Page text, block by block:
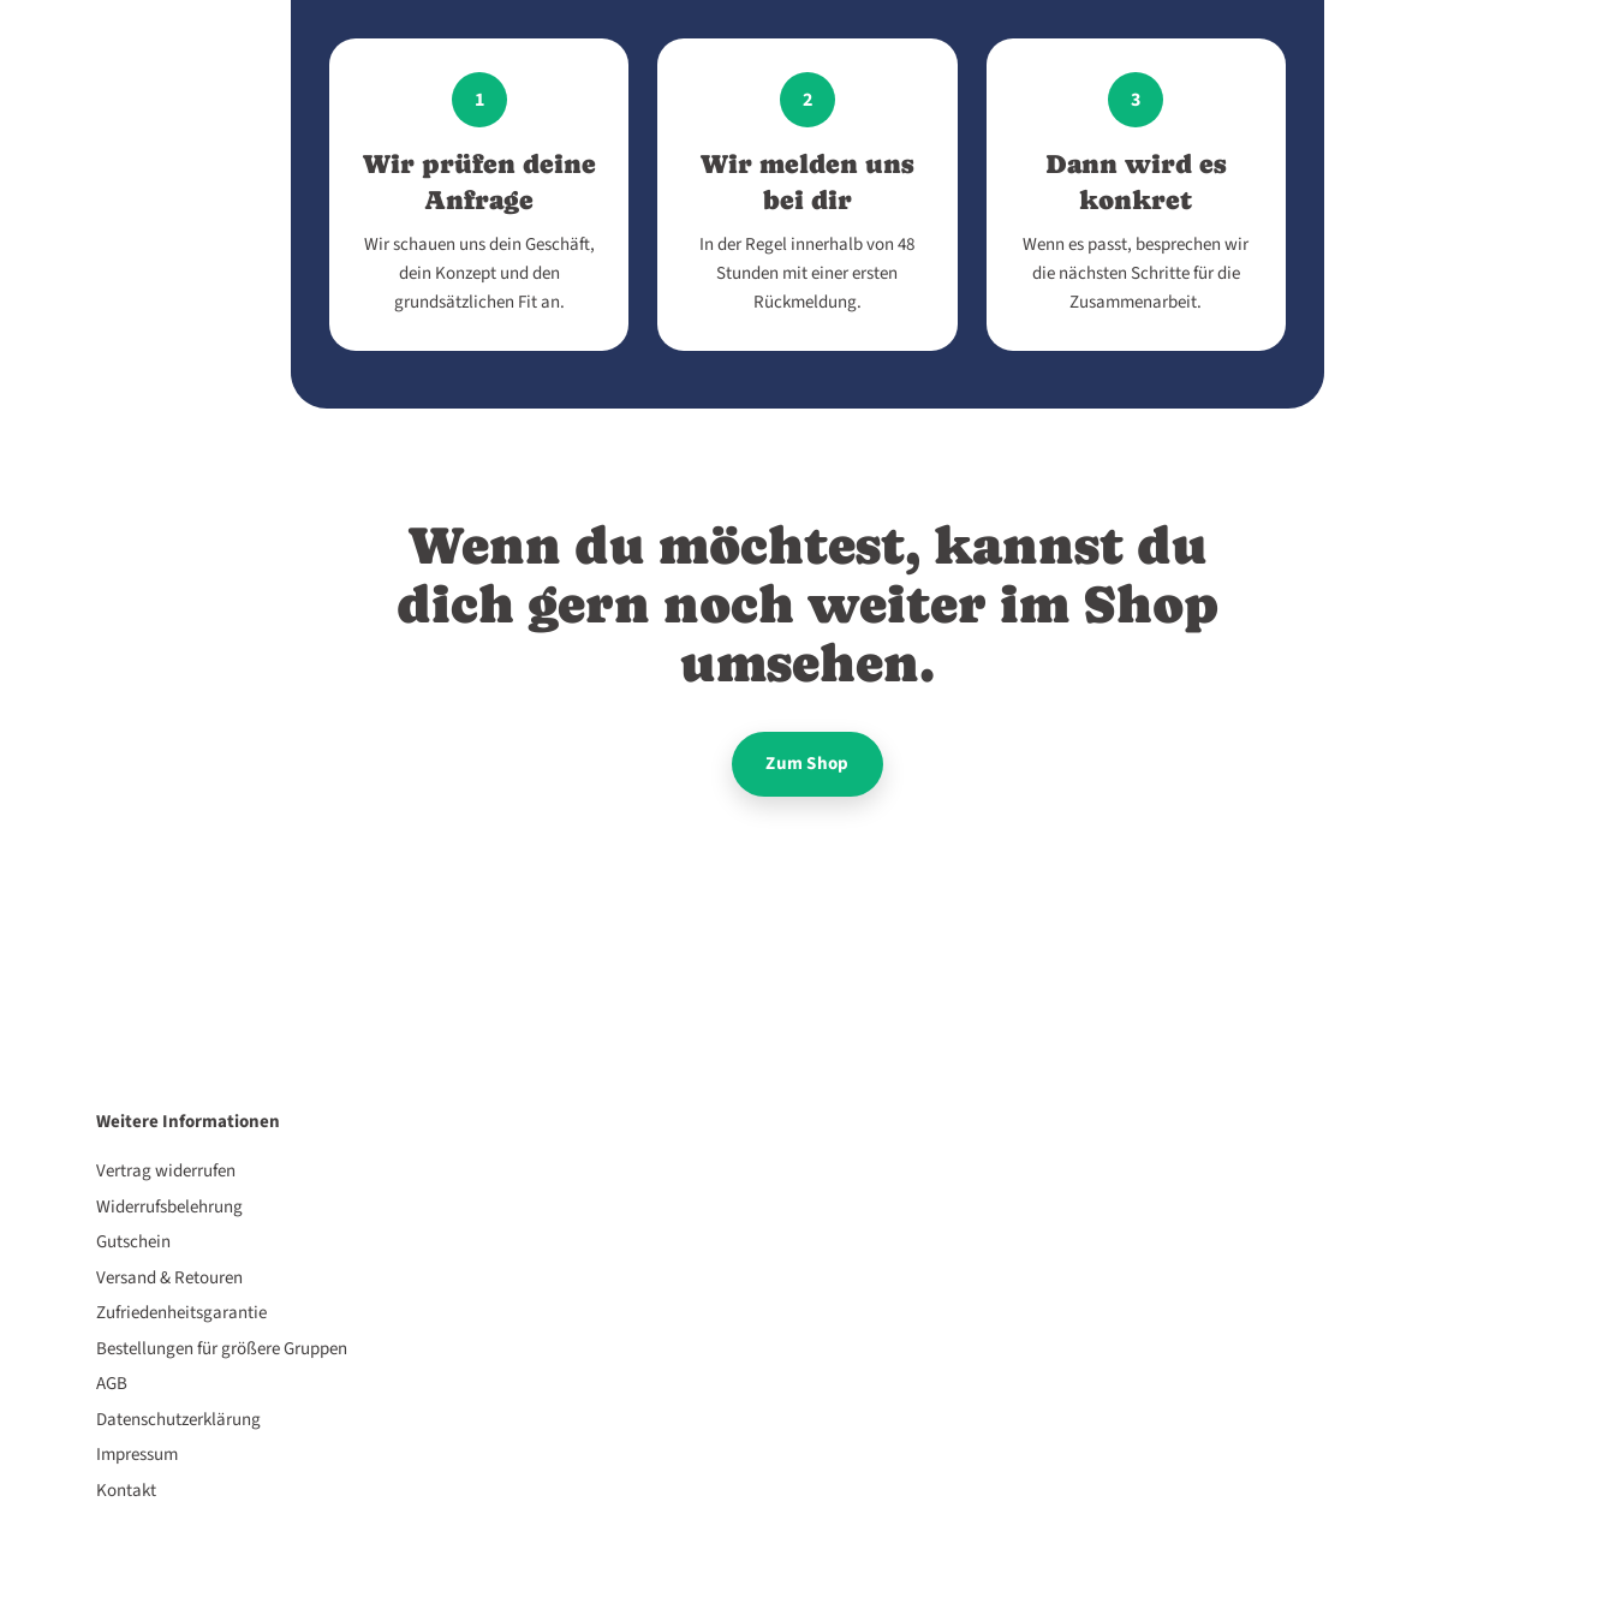
1
Wir prüfen deine
Anfrage
Wir schauen uns dein Geschäft,
dein Konzept und den
grundsätzlichen Fit an.
2
Wir melden uns
bei dir
In der Regel innerhalb von 48
Stunden mit einer ersten
Rückmeldung.
3
Dann wird es
konkret
Wenn es passt, besprechen wir
die nächsten Schritte für die
Zusammenarbeit.
Wenn du möchtest, kannst du
dich gern noch weiter im Shop
umsehen.
Zum Shop
Weitere Informationen
Vertrag widerrufen
Widerrufsbelehrung
Gutschein
Versand & Retouren
Zufriedenheitsgarantie
Bestellungen für größere Gruppen
AGB
Datenschutzerklärung
Impressum
Kontakt